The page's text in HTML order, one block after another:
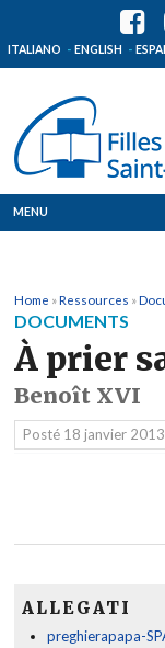
ITALIANO ENGLISH
MENU
Où sommes-nous
News
Ressources
Home »Ressources »
DOCUMENTS
À prier
Benoît XVI
Posté 18 janvier 2013
ALLEGATI
preghierapapa-